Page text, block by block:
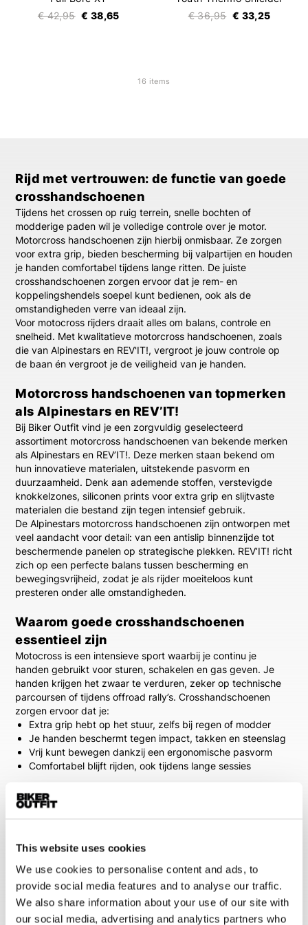
This website uses cookies
We use cookies to personalise content and ads, to
provide social media features and to analyse our traffic.
We also share information about your use of our site with
our social media, advertising and analytics partners who
€ 42,95 € 38,65
€ 36,95 € 33,25
16 items
Rijd met vertrouwen: de functie van goede
crosshandschoenen
Tijdens het crossen op ruig terrein, snelle bochten of
modderige paden wil je volledige controle over je motor.
Motorcross handschoenen zijn hierbij onmisbaar. Ze zorgen
voor extra grip, bieden bescherming bij valpartijen en houden
je handen comfortabel tijdens lange ritten. De juiste
crosshandschoenen zorgen ervoor dat je rem- en
koppelingshendels soepel kunt bedienen, ook als de
omstandigheden verre van ideaal zijn.
Voor motocross rijders draait alles om balans, controle en
snelheid. Met kwalitatieve motorcross handschoenen, zoals
die van Alpinestars en REV'IT!, vergroot je jouw controle op
de baan én vergroot je de veiligheid van je handen.
Motorcross handschoenen van topmerken
als Alpinestars en REV’IT!
Bij Biker Outfit vind je een zorgvuldig geselecteerd
assortiment motorcross handschoenen van bekende merken
alsAlpinestars en REV’IT!. Deze merken staan bekend om
hun innovatieve materialen, uitstekende pasvorm en
duurzaamheid. Denk aan ademende stoffen, verstevigde
knokkelzones, siliconen prints voor extra grip en slijtvaste
materialen die bestand zijn tegen intensief gebruik.
DeAlpinestars motorcross handschoenen zijn ontworpen met
veel aandacht voor detail: van een antislip binnenzijde tot
beschermende panelen op strategische plekken. REV’IT! richt
zich op een perfecte balans tussen bescherming en
bewegingsvrijheid, zodat je als rijder moeiteloos kunt
presteren onder alle omstandigheden.
Waarom goede crosshandschoenen
essentieel zijn
Motocross is een intensieve sport waarbij je continu je
handen gebruikt voor sturen, schakelen en gas geven. Je
handen krijgen het zwaar te verduren, zeker op technische
parcoursen of tijdens offroad rally’s.Crosshandschoenen
zorgen ervoor dat je:
Extra grip hebt op het stuur, zelfs bij regen of modder
Je handen beschermt tegen impact, takken en steenslag
Vrij kunt bewegen dankzij een ergonomische pasvorm
Comfortabel blijft rijden, ook tijdens lange sessies
opvallende designs en kleuren, passend bij jouw persoonlijke
Comfort en veiligheid in één
van een motorcross handschoen. De modellen in ons
assortiment sluiten nauw aan op de hand, zodat je volledige
controle behoudt. Daarnaast zijn veel modellen voorzien van
geperforeerde delen of ademende mesh-stoffen, waardoor je